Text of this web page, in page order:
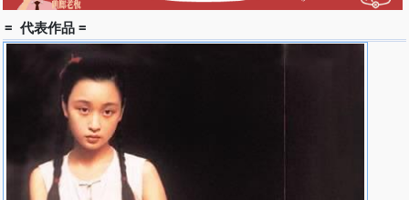
1987年 参加美国纽约“中国当代油画展”，并赴美留学考察。 参加美
国纽约哈夫纳画廊“个人画展”。 美国纽约卡卫斯中心“国际艺术博览
会”。美国加里佛尼亚santa Ana市现代艺术博物馆“中国现实主义油
画家作品展”。
1988年 五月北京劳动人民文化宫，《二妞的早晨》参加英国苏富比
拍卖行援助长城?威尼斯北京拍卖会。同年作者的名字刻上慕田峪长
城纪念碑。
1990年 二月参加美国达拉斯艺术博物馆展览。
1991年 七月湖南出版社出版画集《王沂东油画》。 九月作品《风停
了》参加香港佳士得拍卖。
= 代表作品 =